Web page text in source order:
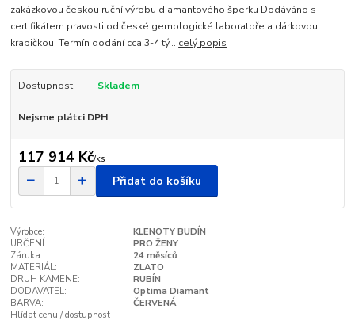
zakázkovou českou ruční výrobu diamantového šperku Dodáváno s
certifikátem pravosti od české gemologické laboratoře a dárkovou
krabičkou. Termín dodání cca 3-4 tý... celý popis
Dostupnost Skladem
Nejsme plátci DPH
117 914 Kč/ks
Přidat do košíku
Výrobce:
KLENOTY BUDÍN
URČENÍ:
PRO ŽENY
Záruka:
24 měsíců
MATERIÁL:
ZLATO
DRUH KAMENE:
RUBÍN
DODAVATEL:
Optima Diamant
BARVA:
ČERVENÁ
Hlídat cenu / dostupnost